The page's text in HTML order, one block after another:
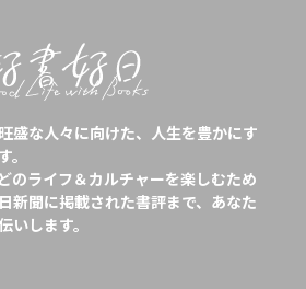
盛な人々に向けた、人生を豊かにす
のライフ＆カルチャーを楽しむため
新聞に掲載された書評まで、あなた
いします。